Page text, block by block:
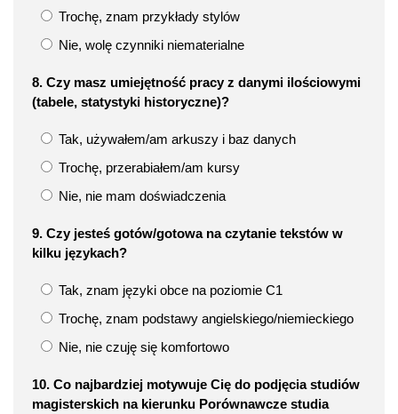
Trochę, znam przykłady stylów
Nie, wolę czynniki niematerialne
8. Czy masz umiejętność pracy z danymi ilościowymi
(tabele, statystyki historyczne)?
Tak, używałem/am arkuszy i baz danych
Trochę, przerabiałem/am kursy
Nie, nie mam doświadczenia
9. Czy jesteś gotów/gotowa na czytanie tekstów w
kilku językach?
Tak, znam języki obce na poziomie C1
Trochę, znam podstawy angielskiego/niemieckiego
Nie, nie czuję się komfortowo
10. Co najbardziej motywuje Cię do podjęcia studiów
magisterskich na kierunku Porównawcze studia